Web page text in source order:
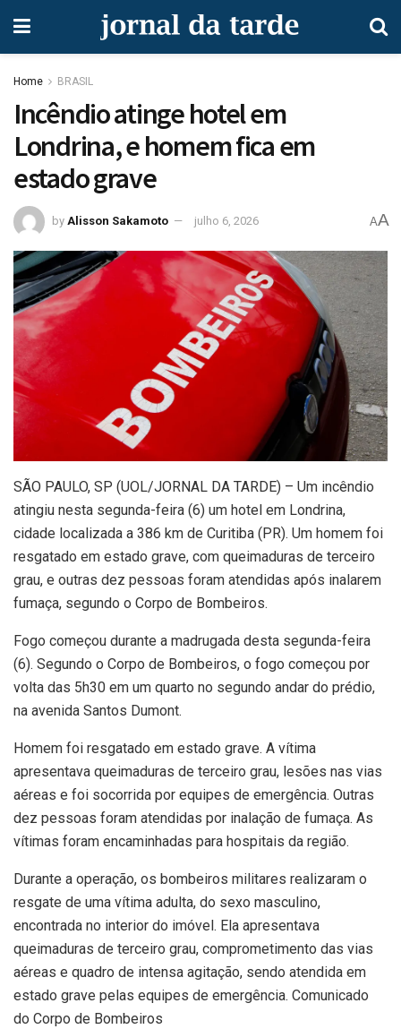
Home BRASIL
Incêndio atinge hotel em
Londrina, e homem fica em
estado grave
by Alisson Sakamoto julho 6, 2026 AA
SÃO PAULO, SP (UOL/JORNAL DA TARDE) – Um incêndio
atingiu nesta segunda-feira (6) um hotel em Londrina,
cidade localizada a 386 km de Curitiba (PR). Um homem foi
resgatado em estado grave, com queimaduras de terceiro
grau, e outras dez pessoas foram atendidas após inalarem
fumaça, segundo o Corpo de Bombeiros.
Fogo começou durante a madrugada desta segunda-feira
(6). Segundo o Corpo de Bombeiros, o fogo começou por
volta das 5h30 em um quarto no segundo andar do prédio,
na avenida Santos Dumont.
Homem foi resgatado em estado grave. A vítima
apresentava queimaduras de terceiro grau, lesões nas vias
aéreas e foi socorrida por equipes de emergência. Outras
dez pessoas foram atendidas por inalação de fumaça. As
vítimas foram encaminhadas para hospitais da região.
Durante a operação, os bombeiros militares realizaram o
resgate de uma vítima adulta, do sexo masculino,
encontrada no interior do imóvel. Ela apresentava
queimaduras de terceiro grau, comprometimento das vias
aéreas e quadro de intensa agitação, sendo atendida em
estado grave pelas equipes de emergência. Comunicado
do Corpo de Bombeiros